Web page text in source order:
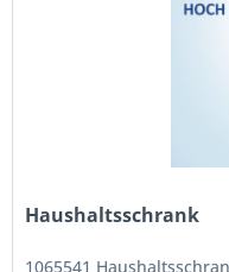
Haushaltsschrank
1065541